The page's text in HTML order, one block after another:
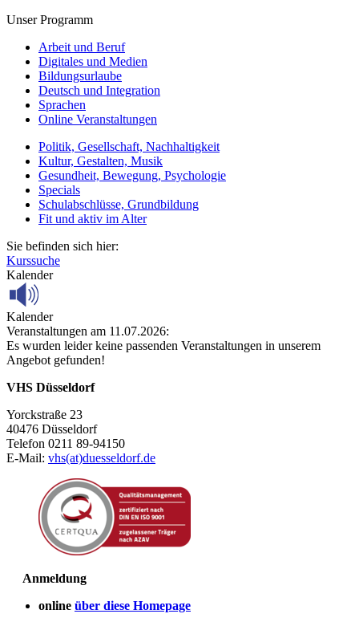
Unser Programm
Arbeit und Beruf
Digitales und Medien
Bildungsurlaube
Deutsch und Integration
Sprachen
Online Veranstaltungen
Politik, Gesellschaft, Nachhaltigkeit
Kultur, Gestalten, Musik
Gesundheit, Bewegung, Psychologie
Specials
Schulabschlüsse, Grundbildung
Fit und aktiv im Alter
Sie befinden sich hier:
Kurssuche
Kalender
Kalender
Veranstaltungen am 11.07.2026:
Es wurden leider keine passenden Veranstaltungen in unserem
Angebot gefunden!
VHS Düsseldorf
Yorckstraße 23
40476 Düsseldorf
Telefon 0211 89-94150
E-Mail: vhs(at)duesseldorf.de
Anmeldung
online über diese Homepage